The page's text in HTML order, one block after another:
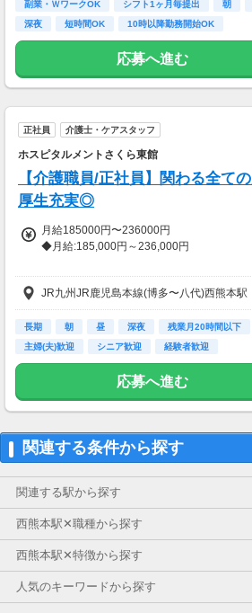
【地方主要エリア】
歩合 フリー20％、指名40％
◎店販バック：10～30%
゜+.――゜+.――゜+.――゜+.――゜+
一部支給
副業・ＷワークOK シフト1ヶ月毎提出 朝
深夜
短時間OK 10時以降勤務開始OK
応募へ進む
正社員 介護士・ケアスタッフ
ホスピタルメントさくら東館
【介護職員/正社員】関わる全て
厚生充実◎
月給185000円〜236000円
◆月給:185,000円～236,000円
【別途支給手当】
介護福祉手当:5,000円
皆勤手当:2,500円
夜勤手当:4,000円/回（月4～6回）
⇒年3回、100,000円～160,000円（実績）
⇒年1回
【交通費】
一部支給
JR九州JR鹿児島本線(博多〜八代)西熊本駅
長期 朝 昼 深夜 残業月20時間以下
主婦(夫)歓迎
シニア歓迎 経験者歓迎
応募へ進む
関連する条件から探す
関連する駅から探す
西熊本駅✕職種から探す
西熊本駅✕特徴から探す
人気のキーワードから探す